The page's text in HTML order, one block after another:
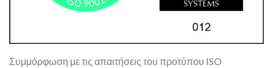
Συμμόρφωση με τις απαιτήσεις του προτύπου ISO